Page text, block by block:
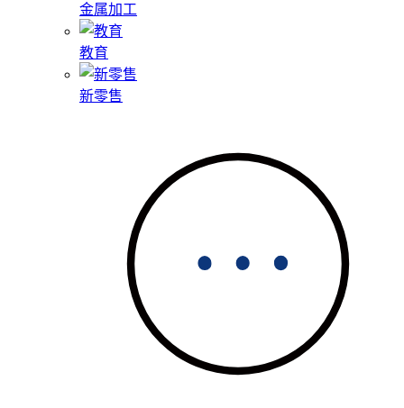
金属加工
教育
新零售